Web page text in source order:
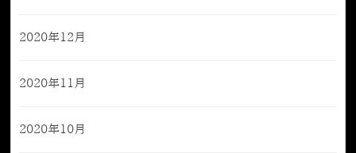
2020年12月
2020年11月
2020年10月